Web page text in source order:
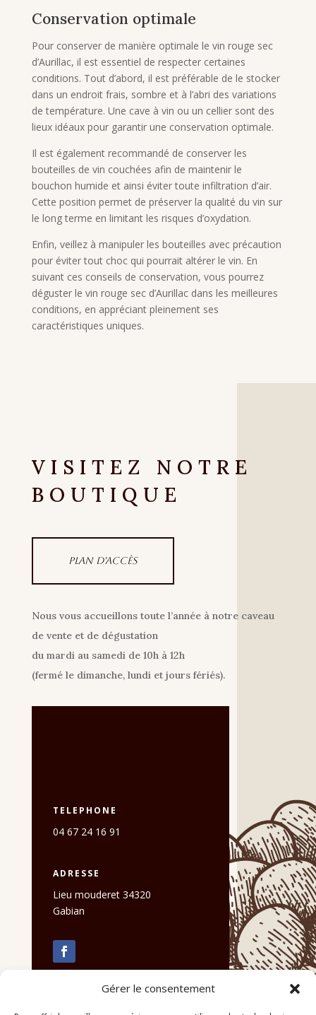
Gérer le consentement
Conservation optimale
Pour conserver de manière optimale le vin rouge sec
d’Aurillac, il est essentiel de respecter certaines
conditions. Tout d’abord, il est préférable de le stocker
dans un endroit frais, sombre et à l’abri des variations
de température. Une cave à vin ou un cellier sont des
lieux idéaux pour garantir une conservation optimale.
Il est également recommandé de conserver les
bouteilles de vin couchées afin de maintenir le
bouchon humide et ainsi éviter toute infiltration d’air.
Cette position permet de préserver la qualité du vin sur
le long terme en limitant les risques d’oxydation.
Enfin, veillez à manipuler les bouteilles avec précaution
pour éviter tout choc qui pourrait altérer le vin. En
suivant ces conseils de conservation, vous pourrez
déguster le vin rouge sec d’Aurillac dans les meilleures
conditions, en appréciant pleinement ses
caractéristiques uniques.
VISITEZ NOTRE
BOUTIQUE
Plan d'accès
Nous vous accueillons toute l’année à notre caveau
de vente et de dégustation
du mardi au samedi de 10h à 12h
(fermé le dimanche, lundi et jours fériés).
TELEPHONE
04 67 24 16 91
ADRESSE
Lieu mouderet 34320
Gabian